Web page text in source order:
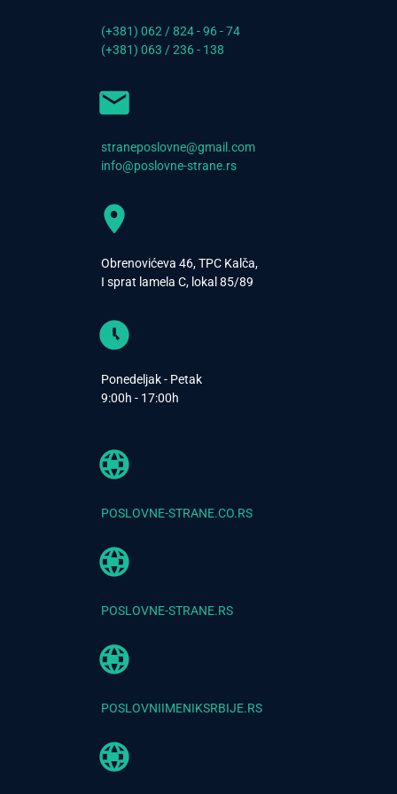
(+381) 062 / 824 - 96 - 74
(+381) 063 / 236 - 138
straneposlovne@gmail.com
info@poslovne-strane.rs
Obrenovićeva 46, TPC Kalča,
I sprat lamela C, lokal 85/89
Ponedeljak - Petak
9:00h - 17:00h
POSLOVNE-STRANE.CO.RS
POSLOVNE-STRANE.RS
POSLOVNIIMENIKSRBIJE.RS